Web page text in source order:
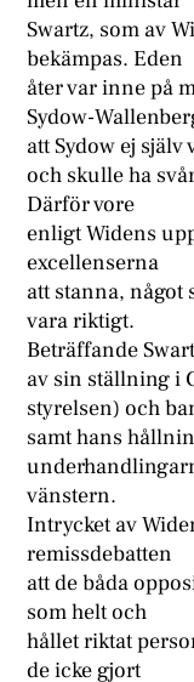
Swartz, som av
bekämpas. Eden
åter var inne på
Sydow-
att Sydow ej själv
och skulle ha
Därför vore
enligt Widens
excellenserna
att stanna, något
vara riktigt.
Beträffande
av sin ställning i
styrelsen) och
samt hans
vänstern.
Intrycket av
remissdebatten
att de båda
som helt och
hållet riktat
de icke gjort